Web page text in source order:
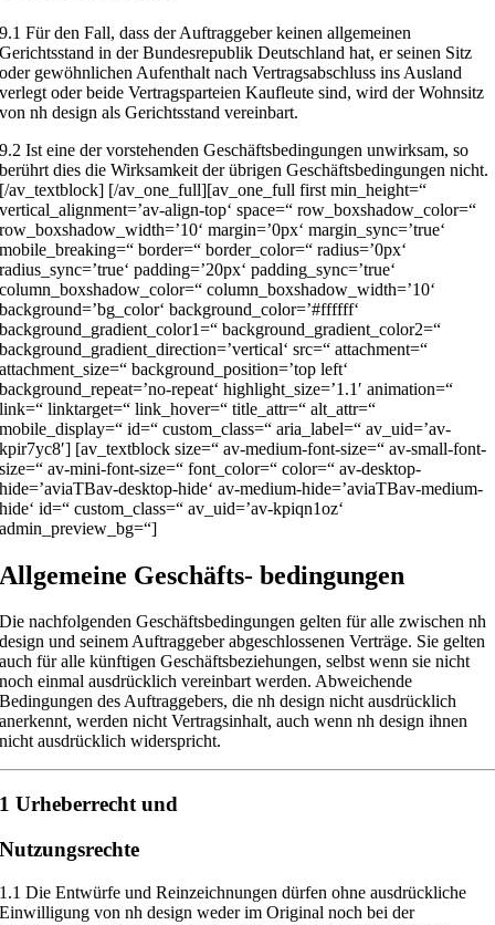
9.1 Für den Fall, dass der Auftraggeber keinen allgemeinen
Gerichtsstand inder Bundesrepublik Deutschland hat, er seinen Sitz
oder gewöhnlichen Aufenthalt nach Vertragsabschluss ins Ausland
verlegt oder beide Vertragsparteien Kaufleute sind, wird der Wohnsitz
von nh design als Gerichtsstand vereinbart.
9.2 Ist eine der vorstehenden Geschäftsbedingungen unwirksam, so
berührtdies die Wirksamkeit der übrigen Geschäftsbedingungen nicht.
[/av_textblock] [/av_one_full][av_one_full first min_height=“
vertical_alignment=’av-align-top‘ space=“ row_boxshadow_color=“
row_boxshadow_width=’10‘ margin=’0px‘ margin_sync=’true‘
mobile_breaking=“ border=“ border_color=“ radius=’0px‘
radius_sync=’true‘ padding=’20px‘ padding_sync=’true‘
column_boxshadow_color=“ column_boxshadow_width=’10‘
background=’bg_color‘ background_color=’#ffffff‘
background_gradient_color1=“ background_gradient_color2=“
background_gradient_direction=’vertical‘ src=“ attachment=“
attachment_size=“ background_position=’top left‘
background_repeat=’no-repeat‘ highlight_size=’1.1′ animation=“
link=“ linktarget=“ link_hover=“ title_attr=“ alt_attr=“
mobile_display=“ id=“ custom_class=“ aria_label=“ av_uid=’av-
kpir7yc8′] [av_textblock size=“ av-medium-font-size=“ av-small-font-
size=“ av-mini-font-size=“ font_color=“ color=“ av-desktop-
hide=’aviaTBav-desktop-hide‘ av-medium-hide=’aviaTBav-medium-
hide‘ id=“ custom_class=“ av_uid=’av-kpiqn1oz‘
admin_preview_bg=“]
Allgemeine Geschäfts-bedingungen
Die nachfolgenden Geschäftsbedingungen gelten für alle zwischennh
design und seinem Auftraggeber abgeschlossenen Verträge. Sie gelten
auch für allekünftigen Geschäftsbeziehungen, selbst wenn sie nicht
noch einmal ausdrücklich vereinbart werden. Abweichende
Bedingungen des Auftraggebers, die nh design nicht ausdrücklich
anerkennt, werden nicht Vertragsinhalt, auch wenn nh design ihnen
nicht ausdrücklich widerspricht.
1 Urheberrecht und
Nutzungsrechte
1.1 Die Entwürfe und Reinzeichnungen dürfen ohne ausdrückliche
Einwilligung von nh design weder im Original noch bei der